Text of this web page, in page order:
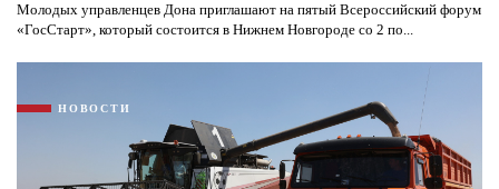
Молодых управленцев Дона приглашают на пятый Всероссийский форум
«ГосСтарт», который состоится в Нижнем Новгороде со 2 по...
НОВОСТИ